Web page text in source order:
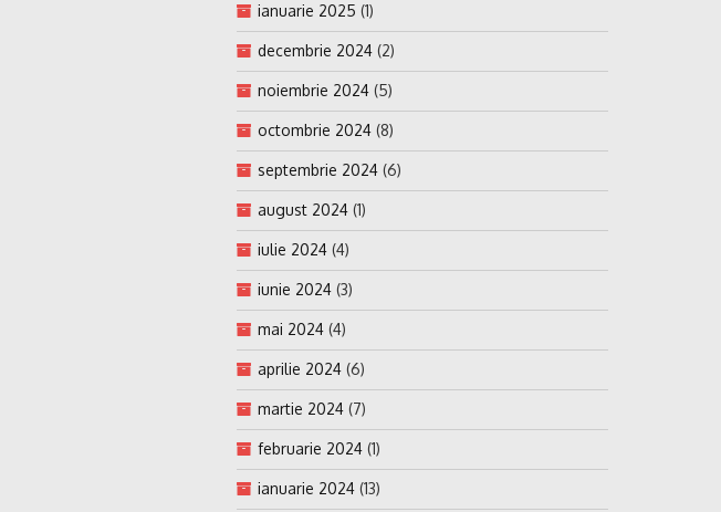
ianuarie 2025 (1)
decembrie 2024 (2)
noiembrie 2024 (5)
octombrie 2024 (8)
septembrie 2024 (6)
august 2024 (1)
iulie 2024 (4)
iunie 2024 (3)
mai 2024 (4)
aprilie 2024 (6)
martie 2024 (7)
februarie 2024 (1)
ianuarie 2024 (13)